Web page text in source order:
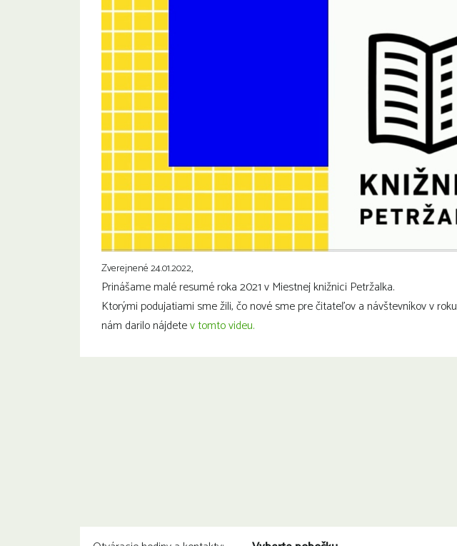
Zverejnené 24.01.2022,
Prinášame malé resumé roka 2021 v Miestnej knižnici Petržalka.
Ktorými podujatiami sme žili, čo nové sme pre čitateľov a návštevníkov v
nám darilo nájdetev tomto videu.